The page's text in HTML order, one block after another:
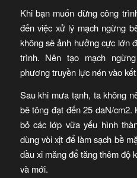
Khi bạn muốn dừng công
đến việc xử lý mạch ngừng
không sẽ ảnh hưởng cực lớn
trình. Nên tạo mạch
phương truyền lực nén vào
Sau khi mưa tạnh, ta không
bê tông đạt đến 25 daN/cm2.
bỏ các lớp vữa yếu hình
dùng vòi xịt để làm sạch bề
dầu xi măng để tăng thêm độ
và mới.